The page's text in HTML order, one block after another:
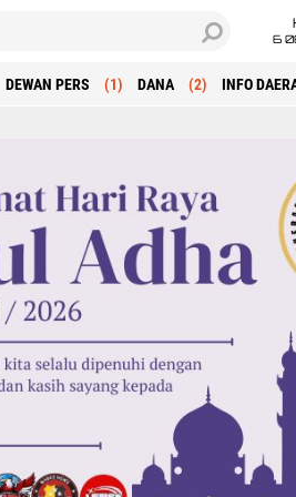
6
DEWAN PERS (1) DANA (2) INFO